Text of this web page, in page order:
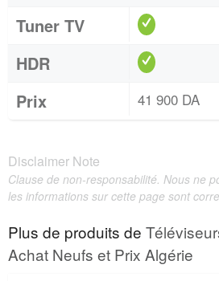
Tuner TV
HDR
Prix
41 900 DA
Disclaimer Note
Clause de non-responsabilité. Nous ne
les informations sur cette page sont
Plus de produits de
Achat Neufs et Prix Algérie